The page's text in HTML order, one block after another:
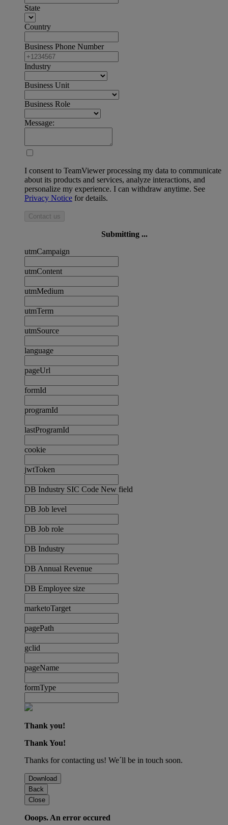
State
Country
Business Phone Number
Industry
Business Unit
Business Role
Message:
I consent to TeamViewer processing my data to communicate
about its products and services, analyze interactions, and
personalize my experience. I can withdraw anytime. See
Privacy Notice for details.
Contact us
Submitting ...
utmCampaign
utmContent
utmMedium
utmTerm
utmSource
language
pageUrl
formId
programId
lastProgramId
cookie
jwtToken
DB Industry SIC Code New field
DB Job level
DB Job role
DB Industry
DB Annual Revenue
DB Employee size
marketoTarget
pagePath
gclid
pageName
formType
Thank you!
Thank You!
Thanks for contacting us! We´ll be in touch soon.
Download
Back
Close
Ooops. An error occured